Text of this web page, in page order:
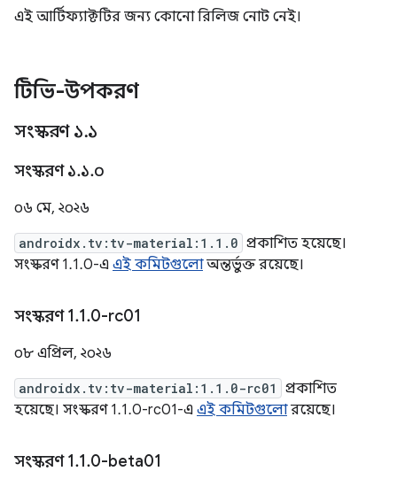
এই আর্টিফ্যাক্টটির জন্য কোনো রিলিজ নোট নেই।
টিভি-উপকরণ
সংস্করণ ১.১
সংস্করণ ১.১.০
০৬ মে, ২০২৬
androidx.tv:tv-material:1.1.0 প্রকাশিত হয়েছে।
সংস্করণ 1.1.0-এ এই কমিটগুলোঅন্তর্ভুক্ত রয়েছে।
সংস্করণ 1.1.0-rc01
০৮ এপ্রিল, ২০২৬
androidx.tv:tv-material:1.1.0-rc01
প্রকাশিত
হয়েছে। সংস্করণ 1.1.0-rc01-এ এই কমিটগুলোরয়েছে।
সংস্করণ 1.1.0-beta01